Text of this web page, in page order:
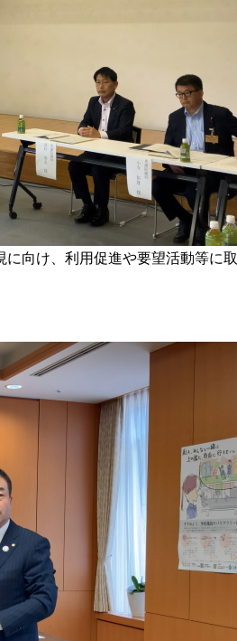
向け、利用促進や要望活動等に取